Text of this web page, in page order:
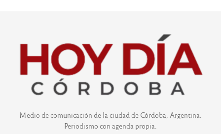
Medio de comunicación de la ciudad de Córdoba, Argentina.
Periodismo con agenda propia.